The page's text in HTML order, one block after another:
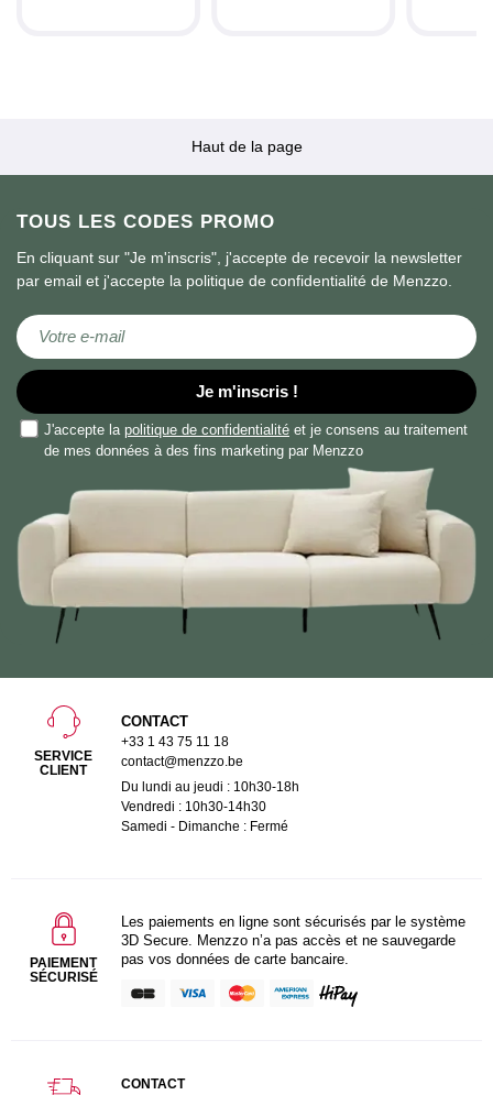
Haut de la page
TOUS LES CODES PROMO
En cliquant sur "Je m'inscris", j'accepte de recevoir la newsletter
par email et j'accepte la politique de confidentialité de Menzzo.
Inscription à notre newsletter :
Je m'inscris !
J'accepte la politique de confidentialité et je consens au traitement
de mes données à des fins marketing par Menzzo
SERVICE
CLIENT
CONTACT
+33 1 43 75 11 18
contact@menzzo.be
Du lundi au jeudi : 10h30-18h
Vendredi : 10h30-14h30
Samedi - Dimanche : Fermé
PAIEMENT
SÉCURISÉ
Les paiements en ligne sont sécurisés par le système
3D Secure. Menzzo n’a pas accès et ne sauvegarde
pas vos données de carte bancaire.
CONTACT